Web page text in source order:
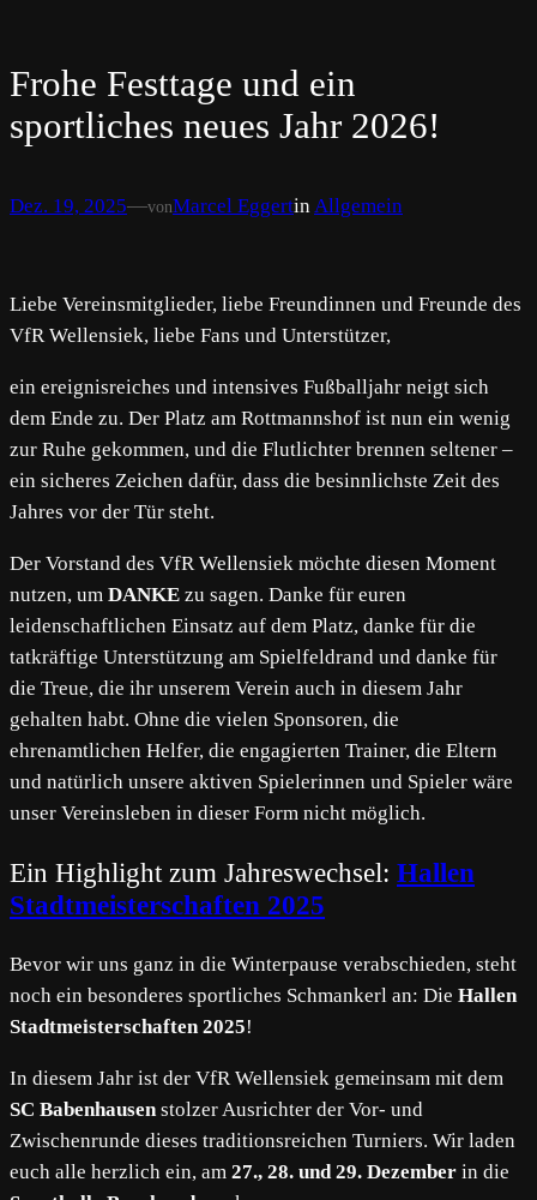
Frohe Festtage und ein
sportliches neues Jahr 2026!
Dez. 19, 2025—vonMarcel Eggertin Allgemein
Liebe Vereinsmitglieder, liebe Freundinnen und Freunde des
VfR Wellensiek, liebe Fans und Unterstützer,
ein ereignisreiches und intensives Fußballjahr neigt sich
dem Ende zu. Der Platz am Rottmannshof ist nun ein wenig
zur Ruhe gekommen, und die Flutlichter brennen seltener –
ein sicheres Zeichen dafür, dass die besinnlichste Zeit des
Jahres vor der Tür steht.
Der Vorstand des VfR Wellensiek möchte diesen Moment
nutzen, um DANKE zu sagen. Danke für euren
leidenschaftlichen Einsatz auf dem Platz, danke für die
tatkräftige Unterstützung am Spielfeldrand und danke für
die Treue, die ihr unserem Verein auch in diesem Jahr
gehalten habt. Ohne die vielen Sponsoren, die
ehrenamtlichen Helfer, die engagierten Trainer, die Eltern
und natürlich unsere aktiven Spielerinnen und Spieler wäre
unser Vereinsleben in dieser Form nicht möglich.
Ein Highlight zum Jahreswechsel: Hallen
Stadtmeisterschaften 2025
Bevor wir uns ganz in die Winterpause verabschieden, steht
noch ein besonderes sportliches Schmankerl an: Die Hallen
Stadtmeisterschaften 2025!
In diesem Jahr ist der VfR Wellensiek gemeinsam mit dem
SC Babenhausenstolzer Ausrichter der Vor- und
Zwischenrunde dieses traditionsreichen Turniers. Wir laden
euch alle herzlich ein, am 27., 28. und 29. Dezember in die